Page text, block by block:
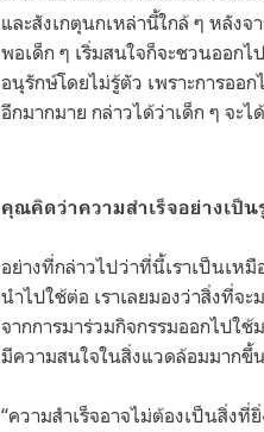
และสังเกตุนกเหล่านี้ใกล้ ๆ หลัง
พอเด็ก ๆ เริ่มสนใจก็จะชวนออก
อนุรักษ์โดยไม่รู้ตัว เพราะการอ
อีกมากมาย กล่าวได้ว่าเด็ก ๆ จ
คุณคิดว่าความสำเร็จอย่างเป็
อย่างที่กล่าวไปว่าที่นี้เราเป็นเหมื
นำไปใช้ต่อ เราเลยมองว่าสิ่งที่จ
จากการมาร่วมกิจกรรมออกไปใ
มีความสนใจในสิ่งแวดล้อมมากขึ้
“ความสำเร็จอาจไม่ต้องเป็นสิ่ง